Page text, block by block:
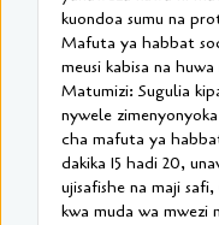
kuondoa sumu na
Mafuta ya habbat
meusi kabisa na
Matumizi: Sugulia
nywele
cha mafuta ya
dakika 15 hadi 20,
ujisafishe na maji
kwa muda wa mwezi